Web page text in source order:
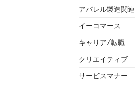
アパレル製造関連
イーコマース
キャリア/転職
クリエイティブ
サービスマナー